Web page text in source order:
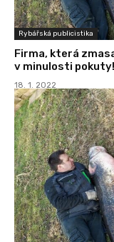
Rybářská publicistika
Firma, která
v minulosti
18. 1. 2022